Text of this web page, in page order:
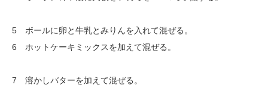
5 ボールに卵と牛乳とみりんを入れて混ぜる。
6 ホットケーキミックスを加えて混ぜる。
7 溶かしバターを加えて混ぜる。